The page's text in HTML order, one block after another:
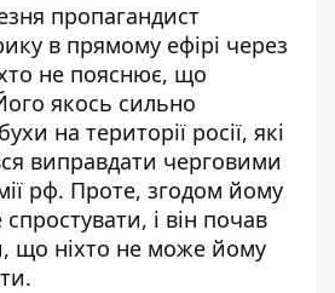
пропагандист
в прямому ефірі через
не пояснює, що
якось сильно
на території росії, які
виправдати черговими
рф. Проте, згодом йому
і він почав
що ніхто не може йому